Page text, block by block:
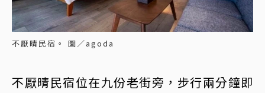
不厭晴民宿。 圖／agoda
不厭晴民宿位在九份老街旁，步行兩分鐘即